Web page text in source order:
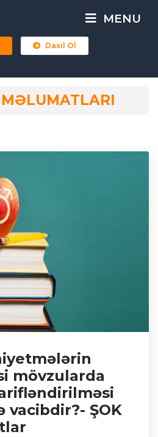
MENU
Daxil Ol
mövzularda
vacibdir?- ŞOK